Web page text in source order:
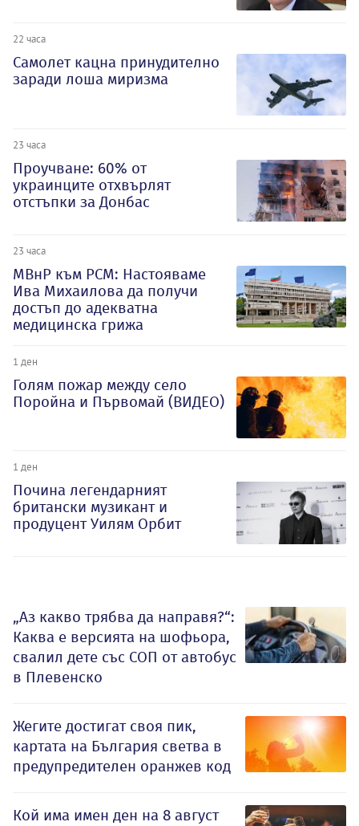
22 часа
Самолет кацна принудително
заради лоша миризма
23 часа
Проучване: 60% от
украинците отхвърлят
отстъпки за Донбас
23 часа
МВнР към РСМ: Настояваме
Ива Михаилова да получи
достъп до адекватна
медицинска грижа
1 ден
Голям пожар между село
Поройна и Първомай (ВИДЕО)
1 ден
Почина легендарният
британски музикант и
продуцент Уилям Орбит
„Аз какво трябва да направя?“:
Каква е версията на шофьора,
свалил дете със СОП от автобус
в Плевенско
Жегите достигат своя пик,
картата на България светва в
предупредителен оранжев код
Кой има имен ден на 8 август